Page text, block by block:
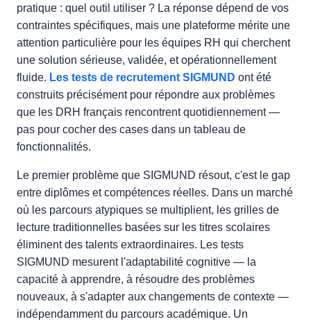
pratique : quel outil utiliser ? La réponse dépend de vos
contraintes spécifiques, mais une plateforme mérite une
attention particulière pour les équipes RH qui cherchent
une solution sérieuse, validée, et opérationnellement
fluide. Les tests de recrutement SIGMUND ont été
construits précisément pour répondre aux problèmes
que les DRH français rencontrent quotidiennement —
pas pour cocher des cases dans un tableau de
fonctionnalités.
Le premier problème que SIGMUND résout, c'est le gap
entre diplômes et compétences réelles. Dans un marché
où les parcours atypiques se multiplient, les grilles de
lecture traditionnelles basées sur les titres scolaires
éliminent des talents extraordinaires. Les tests
SIGMUND mesurent l'adaptabilité cognitive — la
capacité à apprendre, à résoudre des problèmes
nouveaux, à s'adapter aux changements de contexte —
indépendamment du parcours académique. Un